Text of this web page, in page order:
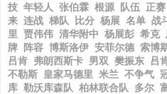
技 年轻人 张伯霖 根源 队伍 正赛
来 连战 梯队 比分 杨展 名单 战
里 贾伟伟 清华附中 杨展彭 希克
牌 阵容 博斯洛伊 安菲尔德 索博
吕肯 弗朗西斯卡 男双 樊振东 吕
不勒斯 皇家马德里 米兰 不争气
库 勒沃库森队 柏林联合队 多尔